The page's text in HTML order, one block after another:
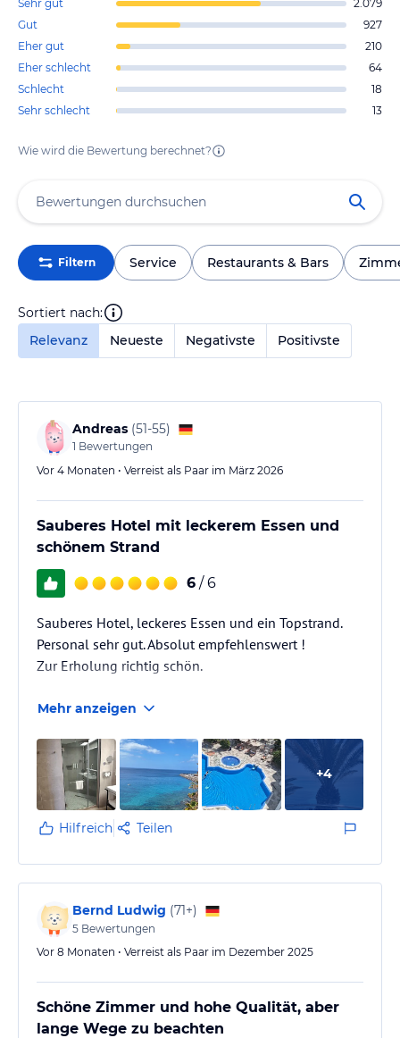
Sehr gut
2.079
Gut
927
Eher gut
210
Eher schlecht
64
Schlecht
18
Sehr schlecht
13
Wie wird die Bewertung berechnet?
Filtern Service Restaurants & Bars
Sortiert nach:
Relevanz
Neueste Negativste Positivste
Andreas (51-55)
1 Bewertungen
Vor 4 Monaten • Verreist als Paar im März 2026
Sauberes Hotel mit leckerem Essen und
schönem Strand
6 / 6
Sauberes Hotel, leckeres Essen und ein Topstrand.
Personal sehr gut. Absolut empfehlenswert !
Zur Erholung richtig schön.
Mehr anzeigen
+4
Hilfreich Teilen
Bernd Ludwig (71+)
5 Bewertungen
Vor 8 Monaten • Verreist als Paar im Dezember 2025
Schöne Zimmer und hohe Qualität, aber
lange Wege zu beachten